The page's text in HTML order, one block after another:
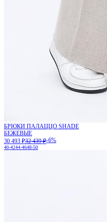
БРЮКИ ПАЛАЦЦО SHADE
БЕЖЕВЫЕ
30 493 ₽32 439 ₽-6%
40-4244-4648-50